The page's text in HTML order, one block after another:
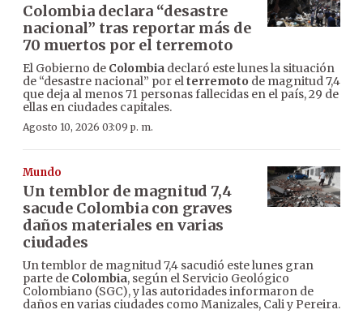
Colombia declara “desastre
nacional” tras reportar más de
70 muertos por el terremoto
El Gobierno de Colombia declaró este lunes la situación
de “desastre nacional” por elterremoto de magnitud 7,4
que deja al menos 71 personas fallecidas en el país, 29 de
ellas en ciudades capitales.
Agosto 10, 2026 03:09 p. m.
Mundo
Un temblor de magnitud 7,4
sacude Colombia con graves
daños materiales en varias
ciudades
Un temblor de magnitud 7,4 sacudió este lunes gran
parte de Colombia, según el Servicio Geológico
Colombiano (SGC), y las autoridades informaron de
daños en varias ciudades como Manizales, Cali y Pereira.